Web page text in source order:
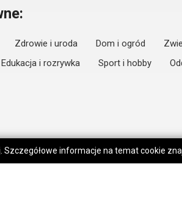
Zdrowie i uroda Dom i ogród
Edukacja i rozrywka Sport i hobby
informacje na temat cookie